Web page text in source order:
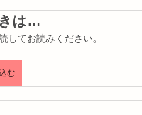
は…
してお読みください。
む